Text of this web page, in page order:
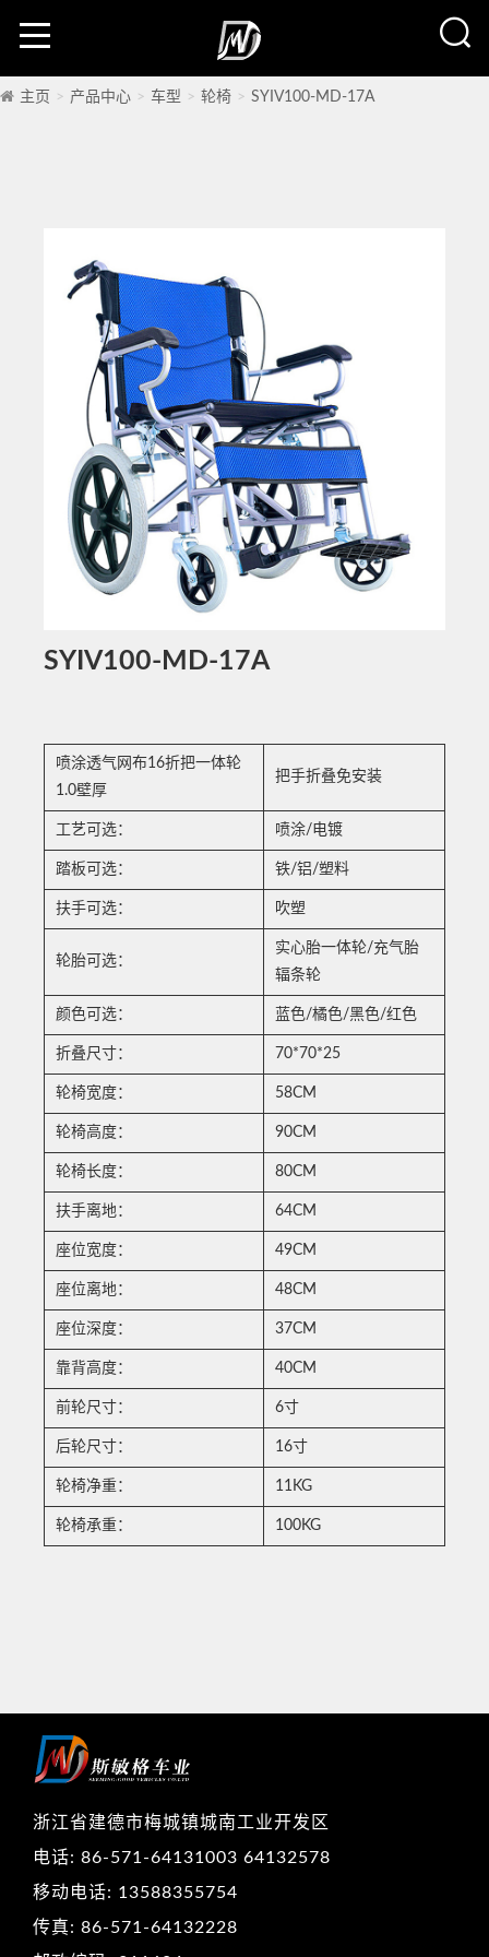
主页 产品中心 车型 轮椅 SYIV100-MD-17A
SYIV100-MD-17A
喷涂透气网布16折把一体轮
1.0壁厚
把手折叠免安装
工艺可选： 喷涂/电镀
踏板可选： 铁/铝/塑料
扶手可选： 吹塑
轮胎可选：
实心胎一体轮/充气胎
辐条轮
颜色可选： 蓝色/橘色/黑色/红色
折叠尺寸： 70*70*25
轮椅宽度： 58CM
轮椅高度： 90CM
轮椅长度： 80CM
扶手离地： 64CM
座位宽度： 49CM
座位离地： 48CM
座位深度： 37CM
靠背高度： 40CM
前轮尺寸： 6寸
后轮尺寸： 16寸
轮椅净重： 11KG
轮椅承重： 100KG
浙江省建德市梅城镇城南工业开发区
电话: 86-571-64131003 64132578
移动电话: 13588355754
传真: 86-571-64132228